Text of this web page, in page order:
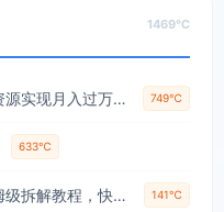
1469℃
闲鱼小众暴利赛道，靠卖虚拟资源实现月入过万，谁做谁赚钱 749℃
633℃
亲子教育对话短视频起号，保姆级拆解教程，快速起千粉万粉号 141℃